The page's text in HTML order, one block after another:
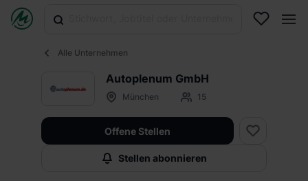
Alle Unternehmen
Autoplenum GmbH
München 15
Offene Stellen
Stellen abonnieren